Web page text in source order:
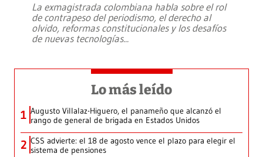
La exmagistrada colombiana habla sobre el rol
de contrapeso del periodismo, el derecho al
olvido, reformas constitucionales y los desafíos
de nuevas tecnologías...
Lo más leído
1 Augusto Villalaz-Higuero, el panameño que alcanzó el
rango de general de brigada en Estados Unidos
2 CSS advierte: el 18 de agosto vence el plazo para elegir el
sistema de pensiones